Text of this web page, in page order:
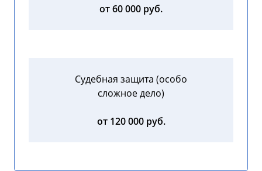
от 60 000 руб.
Судебная защита (особо
сложное дело)
от 120 000 руб.